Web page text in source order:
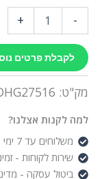
-
M330
Silent
Wireless
+
לקבלת פרטים
מק"ט:
למה לקנות אצלנו?
משלוחים עד 7 ימי עסקים!
שירות לקוחות - זמינות
ביטול עסקה -